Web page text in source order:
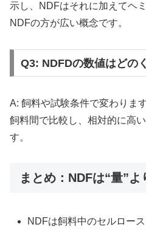
示し、NDFはそれに加えてヘ
NDFの方が広い概念です。
Q3: NDFDの数値はどの
A: 飼料や試験条件で変わりま
飼料間で比較し、相対的に高
す。
まとめ：NDFは“量”よ
NDFは飼料中のセルロー